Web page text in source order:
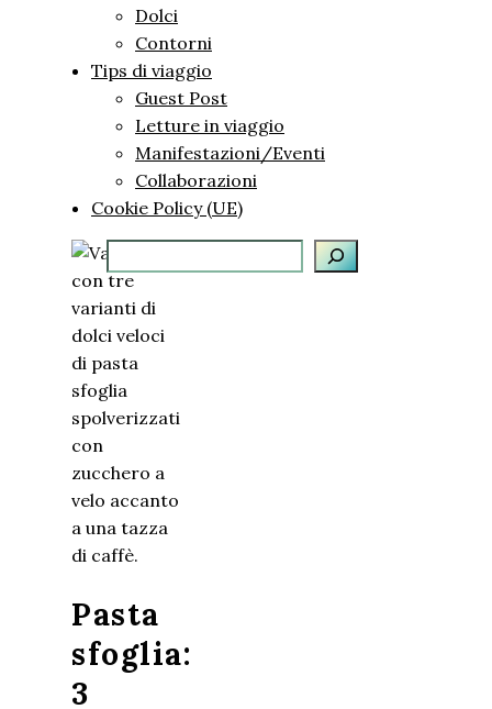
Dolci
Contorni
Tips di viaggio
Guest Post
Letture in viaggio
Manifestazioni/Eventi
Collaborazioni
Cookie Policy (UE)
Pasta
sfoglia:
3
Cerca